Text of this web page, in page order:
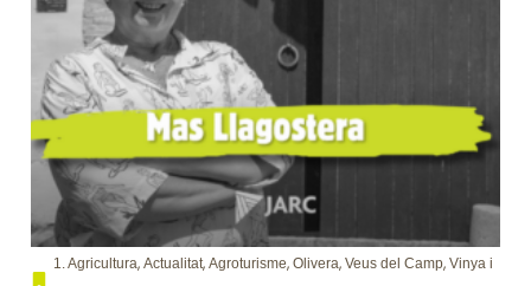
1. Agricultura, Actualitat, Agroturisme, Olivera, Veus del Camp, Vinya i